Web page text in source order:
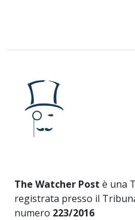
The Watcher Post è una
registrata presso il
numero 223/2016